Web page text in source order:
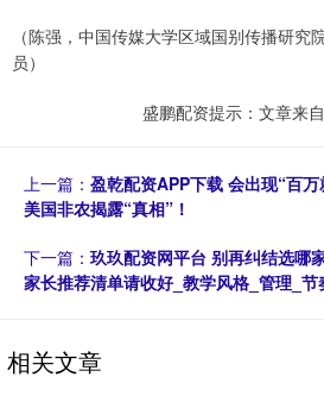
（陈强，中国传媒大学区域国别传播研究
员）
盛鹏配资提示：文章来
上一篇： 盈乾配资APP下载 会出现“百
美国非农揭露“真相”！
下一篇： 玖玖配资网平台 别再纠结选哪
家长推荐清单请收好_教学风格_管理_节
相关文章